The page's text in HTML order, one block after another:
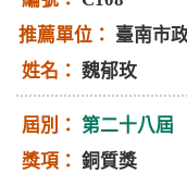
臺南市
魏郁玫
第二十八屆
銅質獎